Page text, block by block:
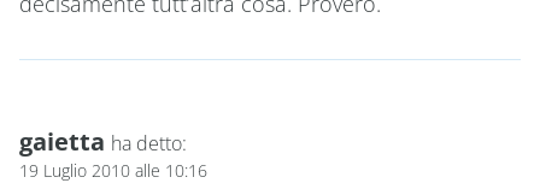
gaietta ha detto:
19 Luglio 2010 alle 10:16